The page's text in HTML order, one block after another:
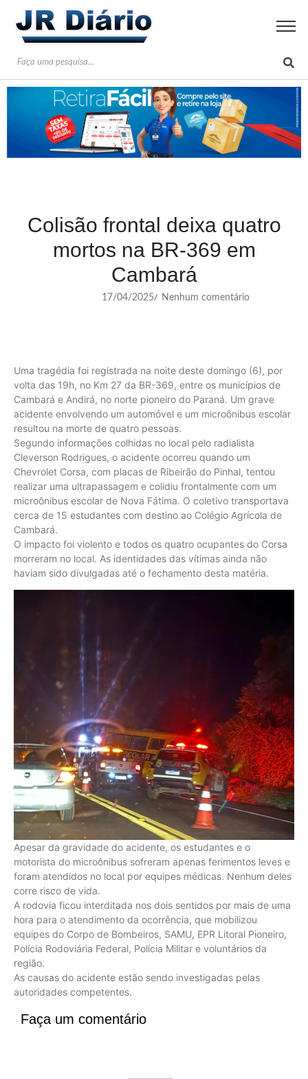
Colisão frontal deixa quatro
mortos na BR-369 em
Cambará
17/04/2025/ Nenhum comentário
Uma tragédia foi registrada na noite deste domingo (6), por
volta das 19h, no Km 27 da BR-369, entre os municípios de
Cambará e Andirá, no norte pioneiro do Paraná. Um grave
acidente envolvendo um automóvel e um microônibus escolar
resultou na morte de quatro pessoas.
Segundo informações colhidas no local pelo radialista
Cleverson Rodrigues, o acidente ocorreu quando um
Chevrolet Corsa, com placas de Ribeirão do Pinhal, tentou
realizar uma ultrapassagem e colidiu frontalmente com um
microônibus escolar de Nova Fátima. O coletivo transportava
cerca de 15 estudantes com destino ao Colégio Agrícola de
Cambará.
O impacto foi violento e todos os quatro ocupantes do Corsa
morreram no local. As identidades das vítimas ainda não
haviam sido divulgadas até o fechamento desta matéria.
Apesar da gravidade do acidente, os estudantes e o
motorista do microônibus sofreram apenas ferimentos leves e
foram atendidos no local por equipes médicas. Nenhum deles
corre risco de vida.
A rodovia ficou interditada nos dois sentidos por mais de uma
hora para o atendimento da ocorrência, que mobilizou
equipes do Corpo de Bombeiros, SAMU, EPR Litoral Pioneiro,
Polícia Rodoviária Federal, Polícia Militar e voluntários da
região.
As causas do acidente estão sendo investigadas pelas
autoridades competentes.
Faça um comentário